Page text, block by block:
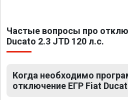
Частые вопросы про
Ducato 2.3 JTD 120 л.с.
Когда необходимо
отключение ЕГР Fiat